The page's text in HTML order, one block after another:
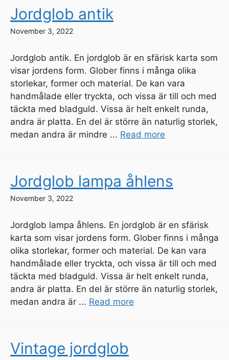
Jordglob antik
November 3, 2022
Jordglob antik. En jordglob är en sfärisk karta som
visar jordens form. Glober finns i många olika
storlekar, former och material. De kan vara
handmålade eller tryckta, och vissa är till och med
täckta med bladguld. Vissa är helt enkelt runda,
andra är platta. En del är större än naturlig storlek,
medan andra är mindre ... Read more
Jordglob lampa åhlens
November 3, 2022
Jordglob lampa åhlens. En jordglob är en sfärisk
karta som visar jordens form. Glober finns i många
olika storlekar, former och material. De kan vara
handmålade eller tryckta, och vissa är till och med
täckta med bladguld. Vissa är helt enkelt runda,
andra är platta. En del är större än naturlig storlek,
medan andra är ... Read more
Vintage jordglob